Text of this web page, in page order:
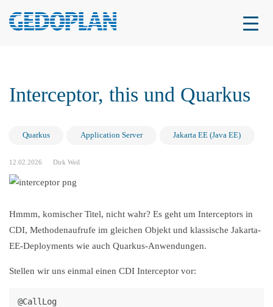
Interceptor, this und Quarkus
Quarkus Application Server Jakarta EE (Java EE)
12.02.2026 Dirk Weil
Hmmm, komischer Titel, nicht wahr? Es geht um Interceptors in
CDI, Methodenaufrufe im gleichen Objekt und klassische Jakarta-
EE-Deployments wie auch Quarkus-Anwendungen.
Stellen wir uns einmal einen CDI Interceptor vor:
@CallLog